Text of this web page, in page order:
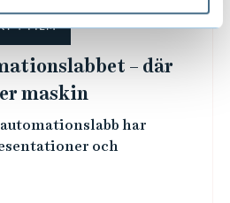
+ FILM
– där
maskin
har
och